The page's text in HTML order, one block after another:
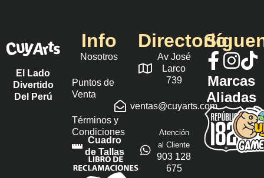
El Lado
Divertido
Del Perú
Info
Nosotros
Puntos de
Venta
Términos y
Condiciones
Cuadro
de Tallas
Directorio
Av José
Larco
739
ventas@cuyarts.com
Atención
al Cliente
903 128
675
Marcas
Aliadas